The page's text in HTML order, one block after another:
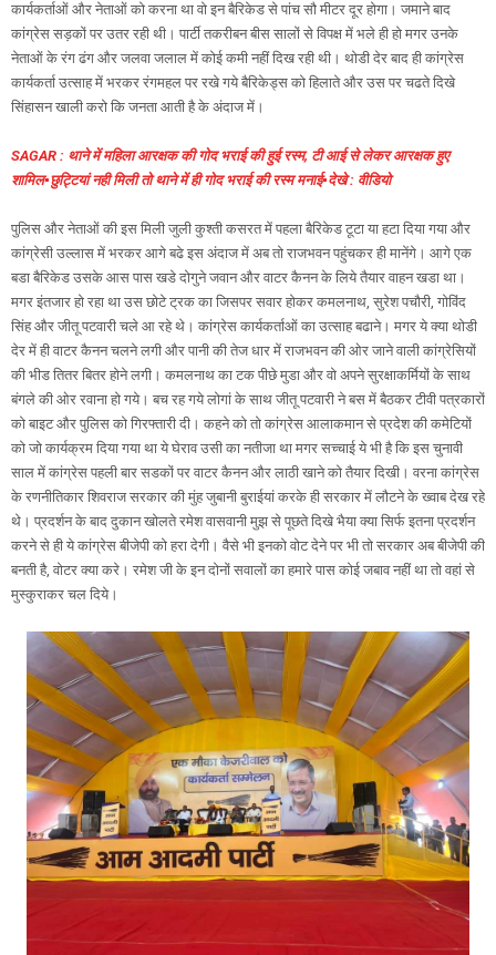
कार्यकर्ताओं और नेताओं को करना था वो इन बैरिकेड से पांच सौ मीटर दूर होगा। जमाने बाद
कांग्रेस सड़कों पर उतर रही थी। पार्टी तकरीबन बीस सालों से विपक्ष में भले ही हो मगर उनके
नेताओं के रंग ढंग और जलवा जलाल में कोई कमी नहीं दिख रही थी। थोडी देर बाद ही कांग्रेस
कार्यकर्ता उत्साह में भरकर रंगमहल पर रखे गये बैरिकेड्स को हिलाते और उस पर चढते दिखे
सिंहासन खाली करो कि जनता आती है के अंदाज में।
SAGAR : थाने में महिला आरक्षक की गोद भराई की हुई रस्म, टी आई से लेकर आरक्षक हुए
शामिल▪️छुट्टियां नही मिली तो थाने में ही गोद भराई की रस्म मनाई▪️देखे : वीडियो
पुलिस और नेताओं की इस मिली जुली कुश्ती कसरत में पहला बैरिकेड टूटा या हटा दिया गया और
कांग्रेसी उल्लास में भरकर आगे बढे इस अंदाज में अब तो राजभवन पहुंचकर ही मानेंगे। आगे एक
बडा बैरिकेड उसके आस पास खडे दोगुने जवान और वाटर कैनन के लिये तैयार वाहन खडा था।
मगर इंतजार हो रहा था उस छोटे ट्रक का जिसपर सवार होकर कमलनाथ, सुरेश पचौरी, गोविंद
सिंह और जीतू पटवारी चले आ रहे थे। कांग्रेस कार्यकर्ताओं का उत्साह बढाने। मगर ये क्या थोडी
देर में ही वाटर कैनन चलने लगी और पानी की तेज धार में राजभवन की ओर जाने वाली कांग्रेसियों
की भीड तितर बितर होने लगी। कमलनाथ का टक पीछे मुडा और वो अपने सुरक्षाकर्मियों के साथ
बंगले की ओर रवाना हो गये। बच रह गये लोगां के साथ जीतू पटवारी ने बस में बैठकर टीवी पत्रकारों
को बाइट और पुलिस को गिरफ्तारी दी। कहने को तो कांग्रेस आलाकमान से प्रदेश की कमेटियों
को जो कार्यक्रम दिया गया था ये घेराव उसी का नतीजा था मगर सच्चाई ये भी है कि इस चुनावी
साल में कांग्रेस पहली बार सडकों पर वाटर कैनन और लाठी खाने को तैयार दिखी। वरना कांग्रेस
के रणनीतिकार शिवराज सरकार की मुंह जुबानी बुराईयां करके ही सरकार में लौटने के ख्वाब देख रहे
थे। प्रदर्शन के बाद दुकान खोलते रमेश वासवानी मुझ से पूछते दिखे भैया क्या सिर्फ इतना प्रदर्शन
करने से ही ये कांग्रेस बीजेपी को हरा देगी। वैसे भी इनको वोट देने पर भी तो सरकार अब बीजेपी की
बनती है, वोटर क्या करे। रमेश जी के इन दोनों सवालों का हमारे पास कोई जबाव नहीं था तो वहां से
मुस्कुराकर चल दिये।